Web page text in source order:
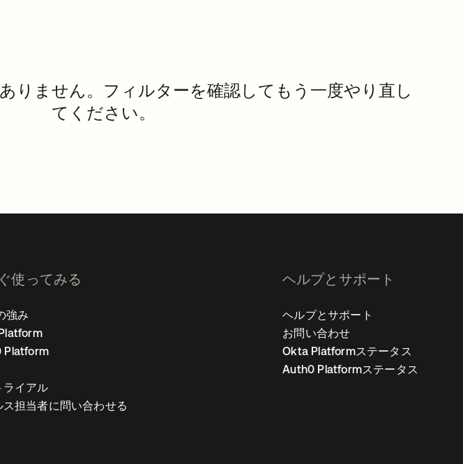
りません。フィルターを確認してもう一度やり直し
てください。
使ってみる
強み
Platform
ライアル
ス担当者に問い合わせる
ヘルプとサポート
ヘルプとサポート
お問い合わせ
Okta Platformステータス
Auth0 Platformステータス